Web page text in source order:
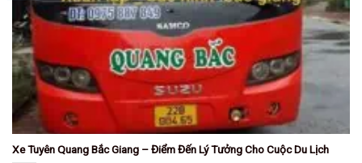
Xe Tuyên Quang Bắc Giang – Điểm Đến Lý Tưởng Cho Cuộc Du Lịch